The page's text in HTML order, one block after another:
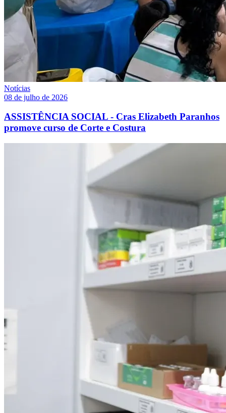
Notícias
08 de julho de 2026
ASSISTÊNCIA SOCIAL - Cras Elizabeth Paranhos
promove curso de Corte e Costura